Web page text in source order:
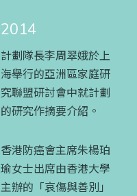
2014
計劃隊長李周翠娥於上
海舉行的亞洲區家庭研
究聯盟研討會中就計劃
的研究作摘要介紹。
香港防癌會主席朱楊珀
瑜女士出席由香港大學
主辦的「哀傷與善別」